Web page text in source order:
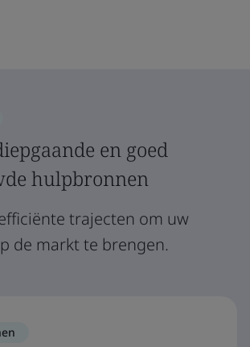
en goed
hulpbronnen
trajecten om uw
de markt te brengen.